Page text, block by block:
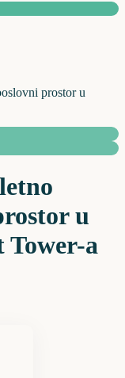
prostor u
u
Tower-a